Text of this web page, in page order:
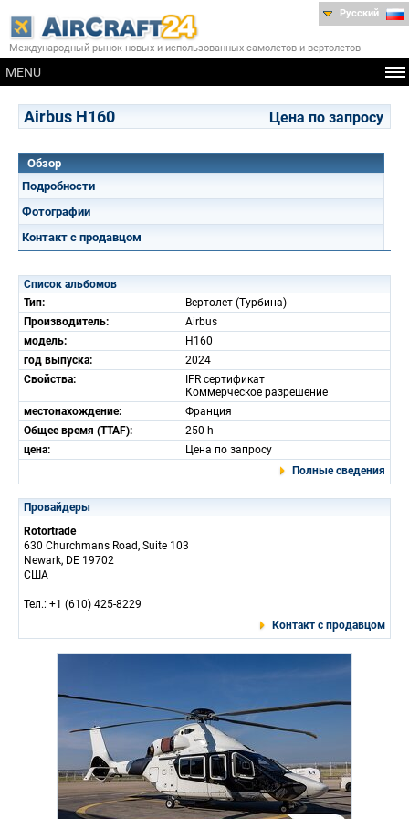
Международный рынок новых и использованных самолетов и вертолетов
MENU
Русский
Airbus H160 Цена по запросу
Обзор
Подробности
Фотографии
Контакт с продавцом
Список альбомов
Тип:
Вертолет (Турбина)
Производитель:
Airbus
модель:
H160
год выпуска:
2024
Свойства:
IFR сертификат
Коммерческое разрешение
местонахождение:
Франция
Общее время (TTAF):
250 h
цена:
Цена по запросу
Полные сведения
Провайдеры
Rotortrade
630 Churchmans Road, Suite 103
Newark, DE 19702
США
Тел.: +1 (610) 425-8229
Контакт с продавцом